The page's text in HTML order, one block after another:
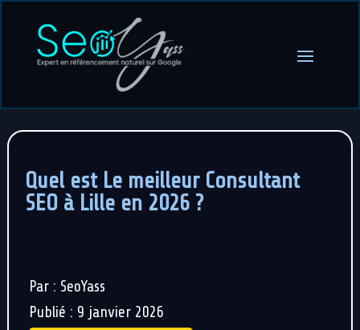
Quel est Le meilleur Consultant
SEO à Lille en 2026 ?
Par : SeoYass
Publié : 9 janvier 2026